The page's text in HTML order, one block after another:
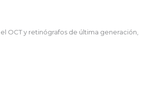
OCT y retinógrafos de última generación,